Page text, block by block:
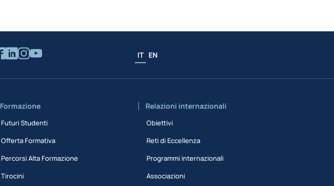
IT EN
Formazione
Futuri Studenti
Offerta Formativa
Percorsi Alta Formazione
Tirocini
Relazioni internazionali
Obiettivi
Reti di Eccellenza
Programmi internazionali
Associazioni